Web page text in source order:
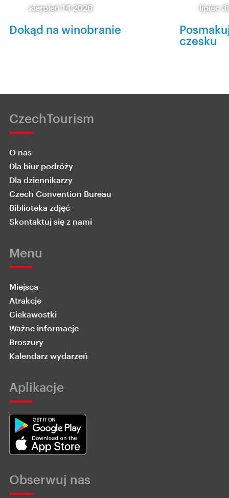
sierpień 14 2026
Dokąd na winobranie
lipiec
czesku
CzechTourism
O nas
Dla biur podróży
Dla dziennikarzy
Czech Convention Bureau
Biblioteka zdjęć
Skontaktuj się z nami
Menu
Miejsca
Atrakcje
Ciekawostki
Ważne informacje
Broszury
Kalendarz wydarzeń
Aplikacje
Obserwuj nas